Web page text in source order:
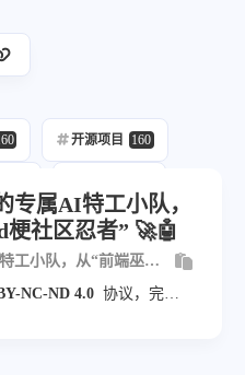
开源项目 160
专属AI特工小队，
梗社区忍者” 🚀🤖
工小队，从“前端巫
NC-ND 4.0 协议，完整